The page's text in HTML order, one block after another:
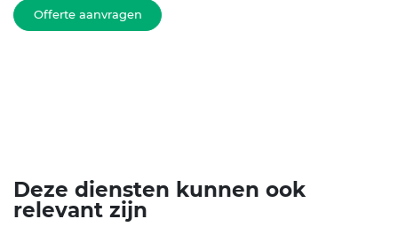
Offerte aanvragen
Deze diensten kunnen ook
relevant zijn